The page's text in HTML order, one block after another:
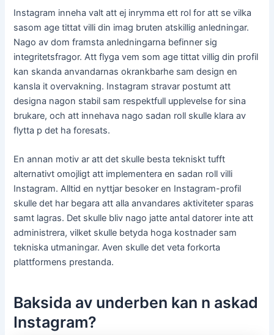
Instagram inneha valt att ej inrymma ett rol for att se vilka
sasom age tittat villi din imag bruten atskillig anledningar.
Nago av dom framsta anledningarna befinner sig
integritetsfragor. Att flyga vem som age tittat villig din profil
kan skanda anvandarnas okrankbarhe sam design en
kansla it overvakning. Instagram stravar postumt att
designa nagon stabil sam respektfull upplevelse for sina
brukare, och att innehava nago sadan roll skulle klara av
flytta p det ha foresats.
En annan motiv ar att det skulle besta tekniskt tufft
alternativt omojligt att implementera en sadan roll villi
Instagram. Alltid en nyttjar besoker en Instagram-profil
skulle det har begara att alla anvandares aktiviteter sparas
samt lagras. Det skulle bliv nago jatte antal datorer inte att
administrera, vilket skulle betyda hoga kostnader sam
tekniska utmaningar. Aven skulle det veta forkorta
plattformens prestanda.
Baksida av underben kan n askad
Instagram?